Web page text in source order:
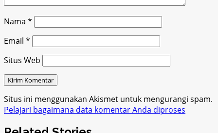
Nama *
Email *
Situs Web
Situs ini menggunakan Akismet untuk mengurangi spam.
Pelajari bagaimana data komentar Anda diproses